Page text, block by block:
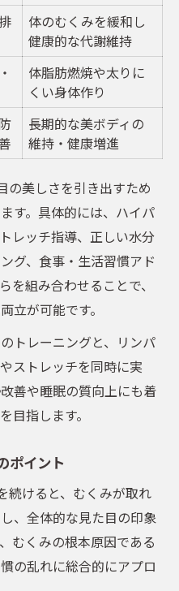
体のむくみを緩和し
健康的な代謝維持
体脂肪燃焼や太りに
くい身体作り
長期的な美ボディの
維持・健康増進
の美しさを引き出すため
す。具体的には、ハイパ
レッチ指導、正しい水分
グ、食事・生活習慣アド
を組み合わせることで、
立が可能です。
トレーニングと、リンパ
ストレッチを同時に実
善や睡眠の質向上にも着
目指します。
ポイント
続けると、むくみが取れ
、全体的な見た目の印象
むくみの根本原因である
の乱れに総合的にアプロ